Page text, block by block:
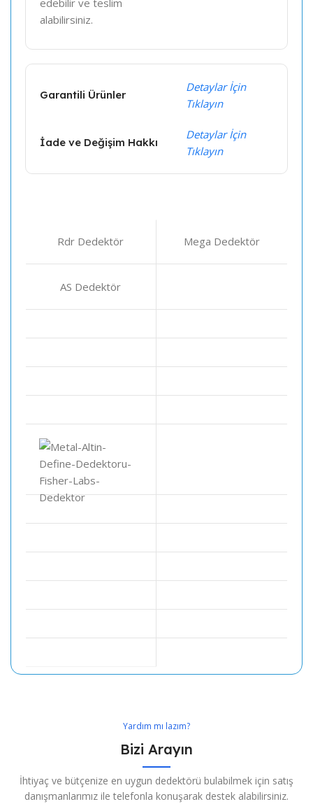
edebilir ve teslim
alabilirsiniz.
Garantili Ürünler
Detaylar İçin
Tıklayın
İade ve Değişim Hakkı
Detaylar İçin
Tıklayın
Rdr Dedektör Mega Dedektör
AS Dedektör
Yardım mı lazım?
Bizi Arayın
İhtiyaç ve bütçenize en uygun dedektörü bulabilmek için satış
danışmanlarımız ile telefonla konuşarak destek alabilirsiniz.